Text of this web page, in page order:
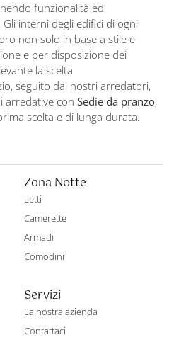
funzionalità ed
interni degli edifici di ogni
non solo in base a stile e
e per disposizione dei
la scelta
seguito dai nostri arredatori,
arredative con Sedie da pranzo,
scelta e di lunga durata.
Zona Notte
Letti
Camerette
Armadi
Comodini
Servizi
La nostra azienda
Contattaci